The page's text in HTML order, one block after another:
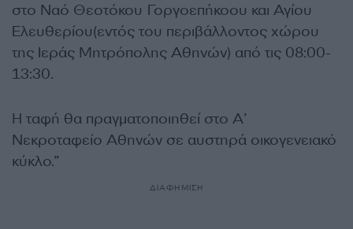
στο Ναό Θεοτόκου Γοργοεπήκοου και Αγίου
Ελευθερίου(εντός του περιβάλλοντος χώρου
της Ιεράς Μητρόπολης Αθηνών) από τις 08:00-
13:30.
Η ταφή θα πραγματοποιηθεί στο Α’
Νεκροταφείο Αθηνών σε αυστηρά οικογενειακό
κύκλο.”
ΔΙΑΦΗΜΙΣΗ